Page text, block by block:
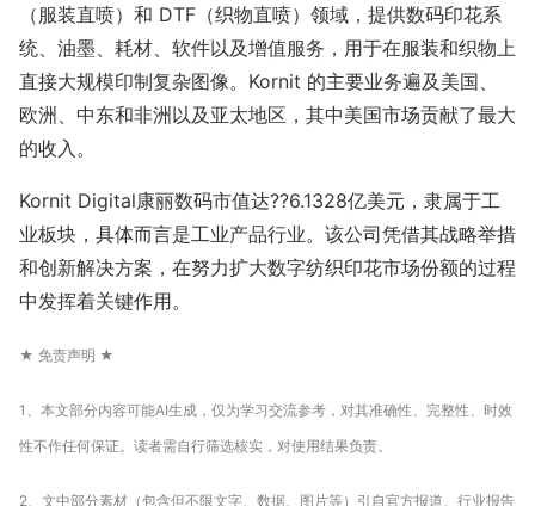
（服装直喷）和 DTF（织物直喷）领域，提供数码印花系
统、油墨、耗材、软件以及增值服务，用于在服装和织物上
直接大规模印制复杂图像。Kornit 的主要业务遍及美国、
欧洲、中东和非洲以及亚太地区，其中美国市场贡献了最大
的收入。
Kornit Digital康丽数码市值达??6.1328亿美元，隶属于工
业板块，具体而言是工业产品行业。该公司凭借其战略举措
和创新解决方案，在努力扩大数字纺织印花市场份额的过程
中发挥着关键作用。
★ 免责声明 ★
1、本文部分内容可能AI生成，仅为学习交流参考，对其准确性、完整性、时效
性不作任何保证。读者需自行筛选核实，对使用结果负责。
2、文中部分素材（包含但不限文字、数据、图片等）引自官方报道、行业报告